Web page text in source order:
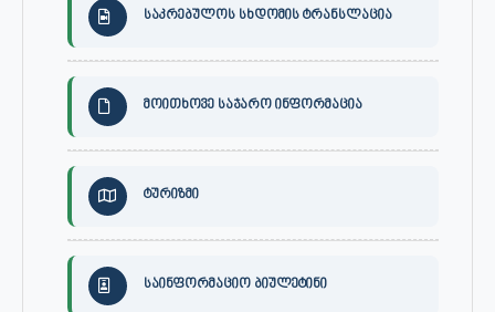
საკრებულოს სხდომის ტრანსლაცია
მოითხოვე საჯარო ინფორმაცია
ტურიზმი
საინფორმაციო ბიულეტინი